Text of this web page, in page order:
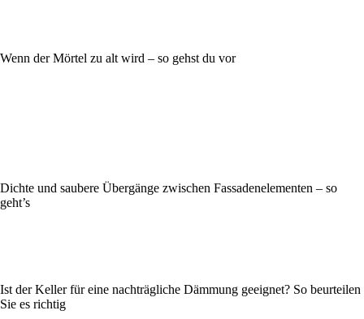
Wenn der Mörtel zu alt wird – so gehst du vor
Dichte und saubere Übergänge zwischen Fassadenelementen – so
geht’s
Ist der Keller für eine nachträgliche Dämmung geeignet? So beurteilen
Sie es richtig